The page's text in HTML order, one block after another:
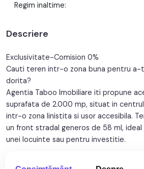
Regim inaltime:
Descriere
Exclusivitate-Comision 0%
Cauti teren intr-o zona buna pentru a-
dorita?
Agentia Taboo Imobiliare iti propune
suprafata de 2.000 mp, situat in
intr-o zona linistita si usor accesibila.
un front stradal generos de 58 ml,
unei locuinte sau pentru investitie.